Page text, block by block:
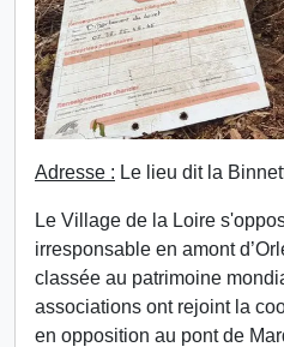
Adresse : Le lieu dit la
Le Village de la Loire
irresponsable en amont
classée au patrimoine
associations ont rejoint la
en opposition au pont de